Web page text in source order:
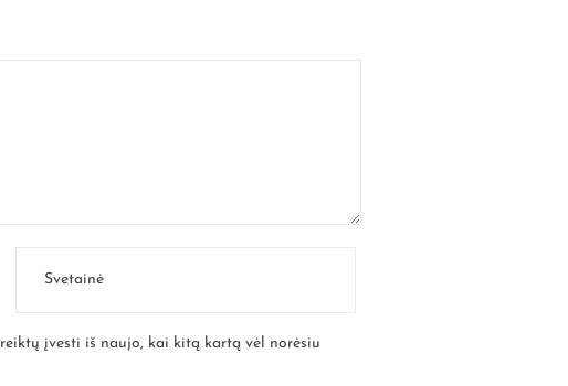
įvesti iš naujo, kai kitą kartą vėl norėsiu